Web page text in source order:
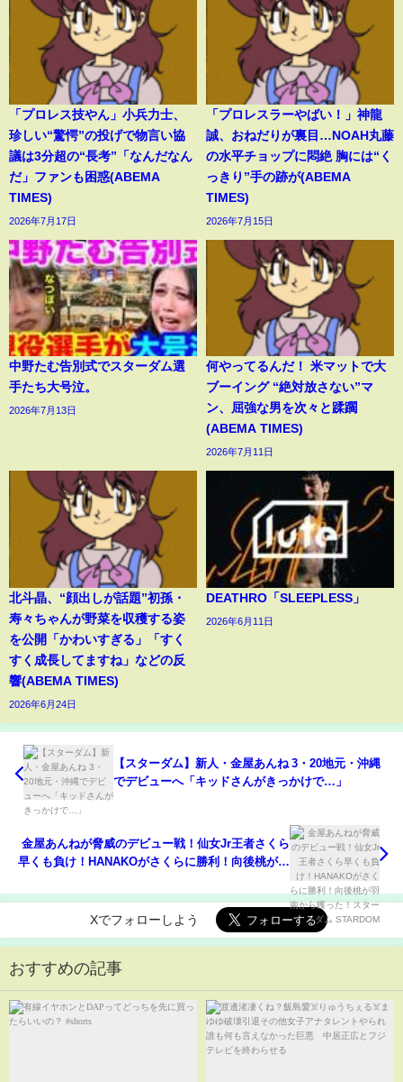
「プロレス技やん」小兵力士、
珍しい“驚愕”の投げで物言い協
議は3分超の“長考”「なんだなん
だ」ファンも困惑(ABEMA
TIMES)
2026年7月17日
「プロレスラーやばい！」神龍
誠、おねだりが裏目…NOAH丸藤
の水平チョップに悶絶 胸には“く
っきり”手の跡が(ABEMA
TIMES)
2026年7月15日
中野たむ告別式でスターダム選
手たち大号泣。
2026年7月13日
何やってるんだ！ 米マットで大
ブーイング “絶対放さない”マ
ン、屈強な男を次々と蹂躙
(ABEMA TIMES)
2026年7月11日
北斗晶、“顔出しが話題”初孫・
寿々ちゃんが野菜を収穫する姿
を公開「かわいすぎる」「すく
すく成長してますね」などの反
響(ABEMA TIMES)
2026年6月24日
DEATHRO「SLEEPLESS」
2026年6月11日
【スターダム】新人・金屋あんね 3・20地元・沖縄
でデビューへ「キッドさんがきっかけで…」
金屋あんねが脅威のデビュー戦！仙女Jr王者さくら
早くも負け！HANAKOがさくらに勝利！向後桃が羽
Xでフォローしよう
おすすめの記事